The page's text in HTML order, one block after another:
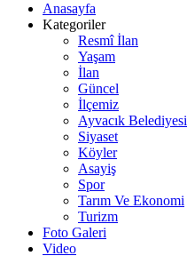
Anasayfa
Kategoriler
Resmî İlan
Yaşam
İlan
Güncel
İlçemiz
Ayvacık Belediyesi
Siyaset
Köyler
Asayiş
Spor
Tarım Ve Ekonomi
Turizm
Foto Galeri
Video